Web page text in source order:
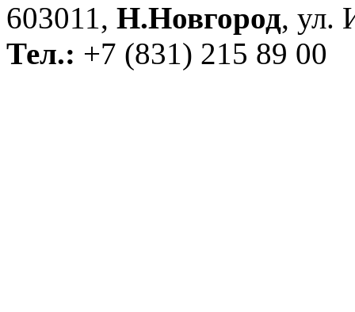
603011, Н.Новгород, ул.
Тел.: +7 (831) 215 89 00